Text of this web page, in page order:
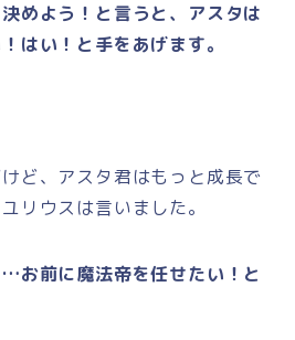
めよう！と言うと、アスタは
はい！と手をあげます。
ど、アスタ君はもっと成長で
リウスは言いました。
お前に魔法帝を任せたい！と